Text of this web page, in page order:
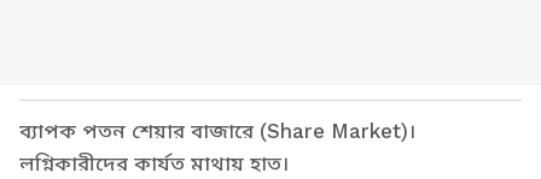
ব্যাপক পতন শেয়ার বাজারে (Share Market)।
লগ্নিকারীদের কার্যত মাথায় হাত।